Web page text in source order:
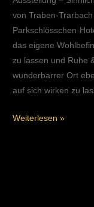
von Traben-
Parkschlösschen-
das eigene
zu lassen und Ruhe
wunderbarrer Ort
auf sich wirken zu
Weiterlesen »